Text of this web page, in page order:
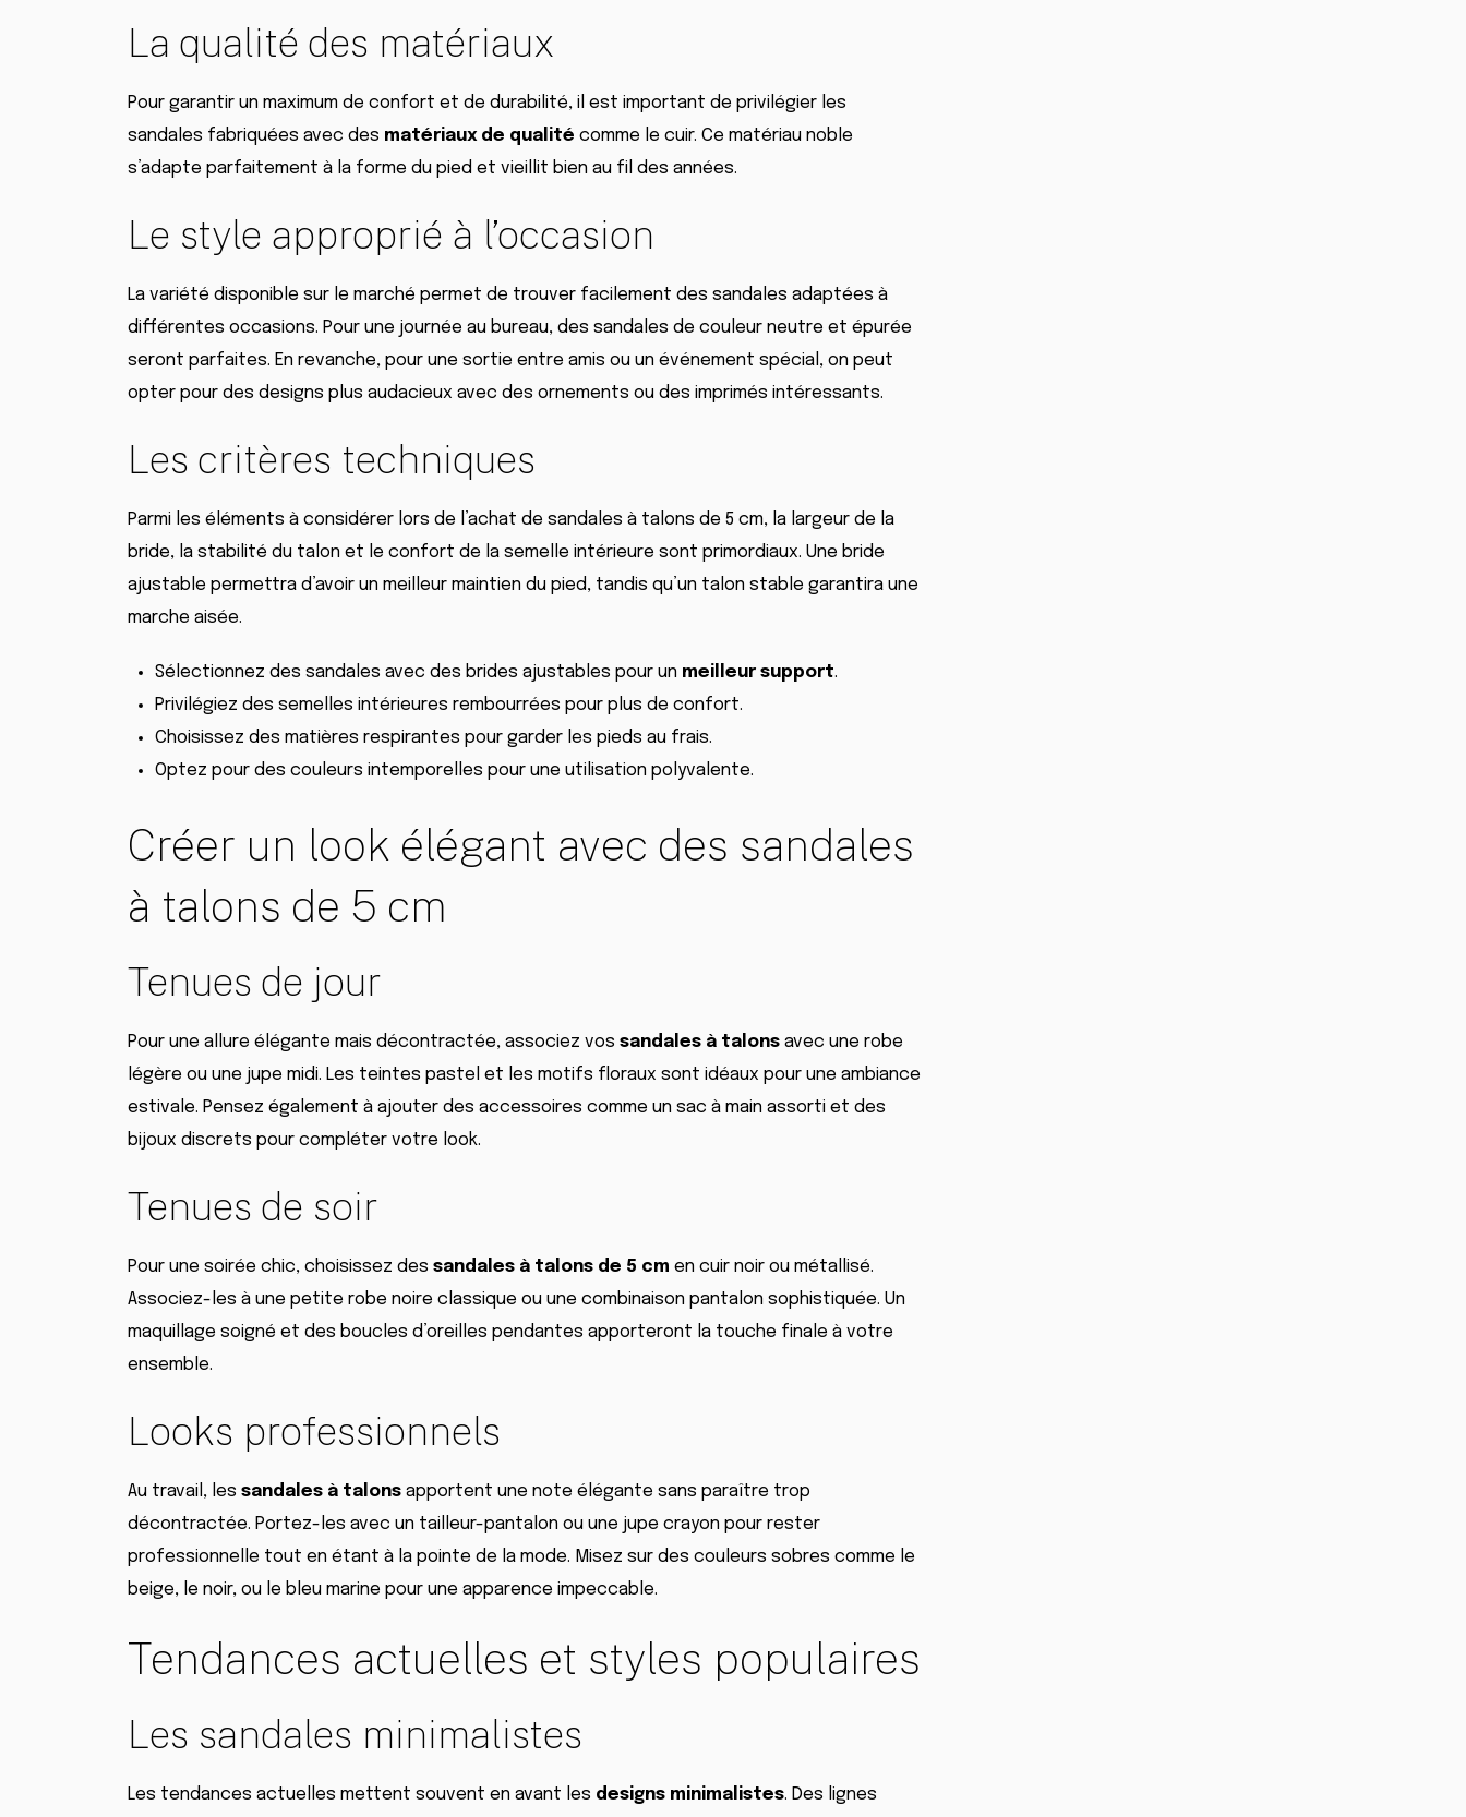
La qualité des matériaux
Pour garantir un maximum de confort et de durabilité, il est important de privilégier les
sandales fabriquées avec des matériaux de qualité comme le cuir. Ce matériau noble
s’adapte parfaitement à la forme du pied et vieillit bien au fil des années.
Le style approprié à l’occasion
La variété disponible sur le marché permet de trouver facilement des sandales adaptées à
différentes occasions. Pour une journée au bureau, des sandales de couleur neutre et épurée
seront parfaites. En revanche, pour une sortie entre amis ou un événement spécial, on peut
opter pour des designs plus audacieux avec des ornements ou des imprimés intéressants.
Les critères techniques
Parmi les éléments à considérer lors de l’achat de sandales à talons de 5 cm, la largeur de la
bride, la stabilité du talon et le confort de la semelle intérieure sont primordiaux. Une bride
ajustable permettra d’avoir un meilleur maintien du pied, tandis qu’un talon stable garantira une
marche aisée.
Sélectionnez des sandales avec des brides ajustables pour un meilleur support.
Privilégiez des semelles intérieures rembourrées pour plus de confort.
Choisissez des matières respirantes pour garder les pieds au frais.
Optez pour des couleurs intemporelles pour une utilisation polyvalente.
Créer un look élégant avec des sandales
à talons de 5 cm
Tenues de jour
Pour une allure élégante mais décontractée, associez vos sandales à talons avec une robe
légère ou une jupe midi. Les teintes pastel et les motifs floraux sont idéaux pour une ambiance
estivale. Pensez également à ajouter des accessoires comme un sac à main assorti et des
bijoux discrets pour compléter votre look.
Tenues de soir
Pour une soirée chic, choisissez des sandales à talons de 5 cm en cuir noir ou métallisé.
Associez-les à une petite robe noire classique ou une combinaison pantalon sophistiquée. Un
maquillage soigné et des boucles d’oreilles pendantes apporteront la touche finale à votre
ensemble.
Looks professionnels
Au travail, les sandales à talons apportent une note élégante sans paraître trop
décontractée. Portez-les avec un tailleur-pantalon ou une jupe crayon pour rester
professionnelle tout en étant à la pointe de la mode. Misez sur des couleurs sobres comme le
beige, le noir, ou le bleu marine pour une apparence impeccable.
Tendances actuelles et styles populaires
Les sandales minimalistes
Les tendances actuelles mettent souvent en avant les designs minimalistes. Des lignes